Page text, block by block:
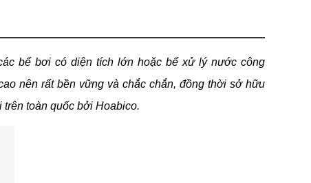
bể bơi có diện tích lớn hoặc bể xử lý nước công
nên rất bền vững và chắc chắn, đồng thời sở hữu
toàn quốc bởi Hoabico.